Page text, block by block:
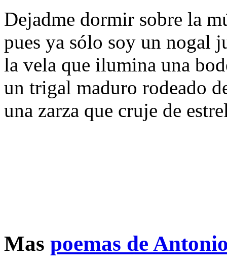
Dejadme dormir sobre la
pues ya sólo soy un nogal
la vela que ilumina una
un trigal maduro rodeado
una zarza que cruje de
Mas poemas de